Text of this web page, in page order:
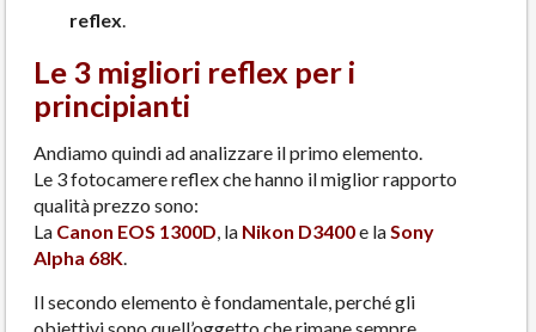
reflex
Le 3 migliori reflex per i
principianti
Andiamo quindi ad analizzare il primo elemento.
Le 3 fotocamere reflex che hanno il miglior rapporto
qualità prezzo sono:
La Canon EOS 1300D , la Nikon D3400e la Sony
Alpha 68K
Il secondo elemento è fondamentale, perché gli
obiettivi sono quell’oggetto che rimane sempre,